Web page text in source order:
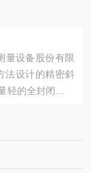
量设备股份有限
法设计的精密斜
轻的全封闭框架
型中性价比相